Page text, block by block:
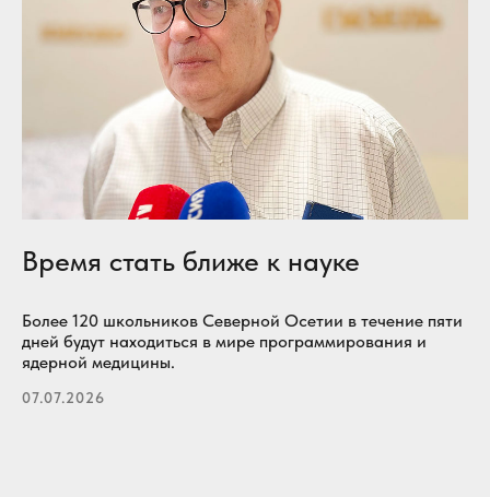
Время стать ближе к науке
Более 120 школьников Северной Осетии в течение пяти
дней будут находиться в мире программирования и
ядерной медицины.
07.07.2026